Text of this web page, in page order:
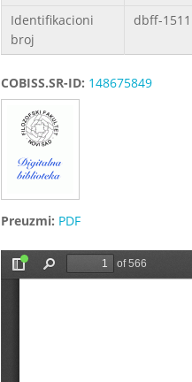
Identifikacioni
broj
dbff-1511
COBISS.SR-ID: 148675849
Preuzmi: PDF